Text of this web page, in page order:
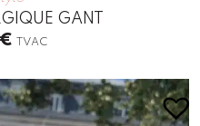
GANT
€ TVAC